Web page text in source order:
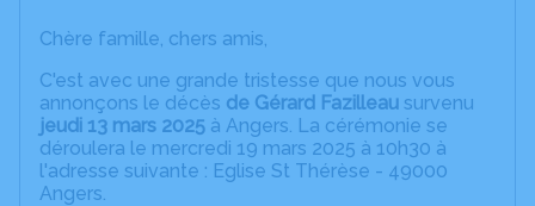
Chère famille, chers amis,
C'est avec une grande tristesse que nous vous
annonçons le décès de Gérard Fazilleau survenu
jeudi 13 mars 2025 à Angers. La cérémonie se
déroulera le mercredi 19 mars 2025 à 10h30 à
l'adresse suivante : Eglise St Thérèse - 49000
Angers.